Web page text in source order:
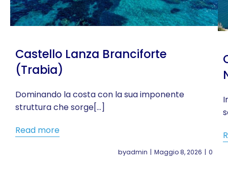
Castello Lanza Branciforte
(Trabia)
Dominando la costa con la sua imponente
struttura che sorge[…]
Read more
byadmin | Maggio 8, 2026 | 0